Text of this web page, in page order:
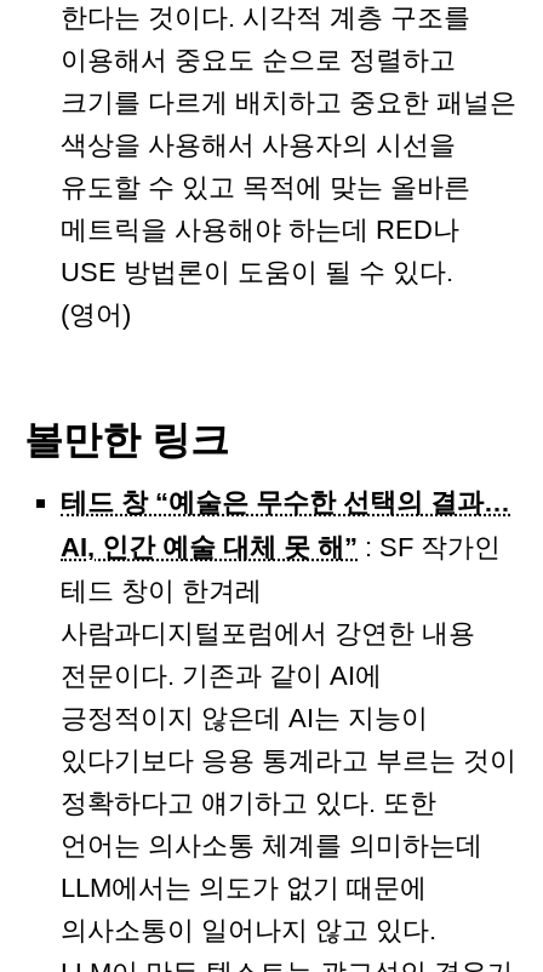
한다는 것이다. 시각적 계층 구조를
이용해서 중요도 순으로 정렬하고
크기를 다르게 배치하고 중요한 패널은
색상을 사용해서 사용자의 시선을
유도할 수 있고 목적에 맞는 올바른
메트릭을 사용해야 하는데 RED나
USE 방법론이 도움이 될 수 있다.
(영어)
볼만한 링크
테드 창 “예술은 무수한 선택의 결과…
AI, 인간 예술 대체 못 해” : SF 작가인
테드 창이 한겨레
사람과디지털포럼에서 강연한 내용
전문이다. 기존과 같이 AI에
긍정적이지 않은데 AI는 지능이
있다기보다 응용 통계라고 부르는 것이
정확하다고 얘기하고 있다. 또한
언어는 의사소통 체계를 의미하는데
LLM에서는 의도가 없기 때문에
의사소통이 일어나지 않고 있다.